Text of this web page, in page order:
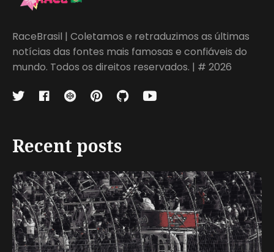
RaceBrasil | Coletamos e retraduzimos as últimas
notícias das fontes mais famosas e confiáveis do
mundo. Todos os direitos reservados. | # 2026
Recent posts